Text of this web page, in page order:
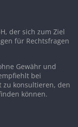
der sich zum Ziel
für Rechtsfragen
Gewähr und
bei
zu konsultieren, den
können.